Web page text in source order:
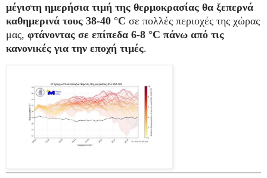
μέγιστη ημερήσια τιμή της θερμοκρασίας θα ξεπερνά
καθημερινά τους 38-40 °C σε πολλές περιοχές της χώρας
μας, φτάνοντας σε επίπεδα 6-8 °C πάνω από τις
κανονικές για την εποχή τιμές.